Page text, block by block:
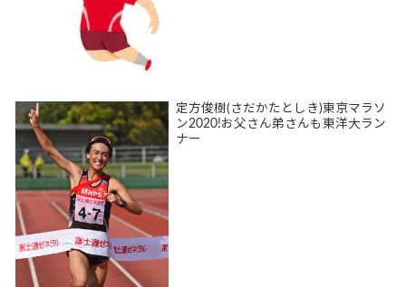
定方俊樹(さだかたとしき)東京マラソ
ン2020!お父さん弟さんも東洋大ラン
ナー